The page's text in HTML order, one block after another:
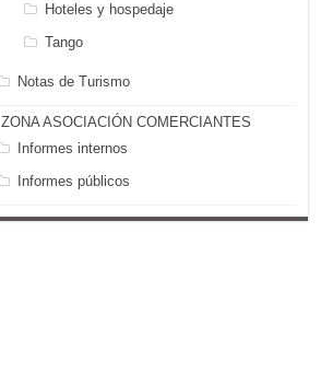
Hoteles y hospedaje
Tango
Notas de Turismo
ZONA ASOCIACIÓN COMERCIANTES
Informes internos
Informes públicos